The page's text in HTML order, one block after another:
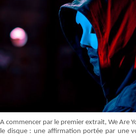
A commencer par le premier extrait, We Are
le disque : une affirmation portée par une